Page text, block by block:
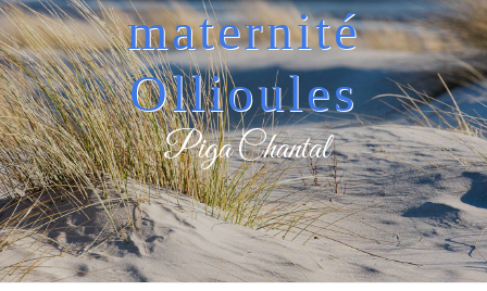
maternité
Ollioules
Piga Chantal